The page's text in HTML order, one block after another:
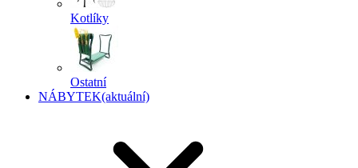
Kotlíky
Ostatní
NÁBYTEK(aktuální)